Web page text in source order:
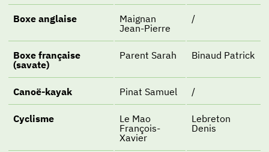
Boxe anglaise
Maignan
Jean-Pierre
/
Boxe française
(savate)
Parent Sarah Binaud Patrick
Canoë-kayak Pinat Samuel /
Cyclisme
Le Mao
François-
Xavier
Lebreton
Denis